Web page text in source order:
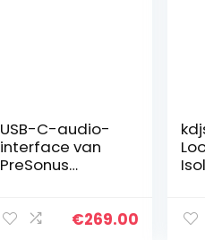
USB-C-audio-
interface van
PreSonus
€269.00